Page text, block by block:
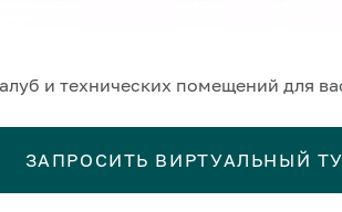
и технических помещений для
ЗАПРОСИТЬ ВИРТУАЛЬНЫЙ